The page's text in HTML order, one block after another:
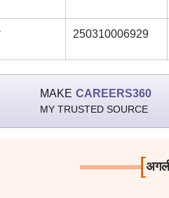
250310006929
MAKE CAREERS360
MY TRUSTED SOURCE
[